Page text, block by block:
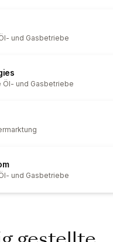
und Gasbetriebe
Öl- und Gasbetriebe
und Gasbetriebe